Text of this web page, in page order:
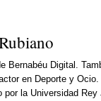
Bernabéu Digital.
en Deporte y
por la Universidad